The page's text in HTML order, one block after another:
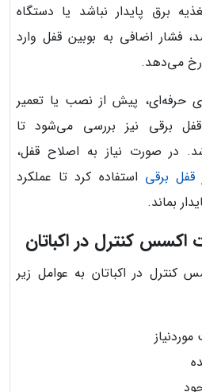
برق پایدار نباشد یا دستگاه
فشار اضافی به بوبین قفل وارد
رخ می‌دهد.
حرفه‌ای، پیش از نصب یا تعمیر
برقی نیز بررسی می‌شود تا
در صورت نیاز به اصلاح قفل،
قفل برقی استفاده کرد تا عملکرد
بماند.
کنترل در اکباتان
کنترل در اکباتان به عوامل زیر